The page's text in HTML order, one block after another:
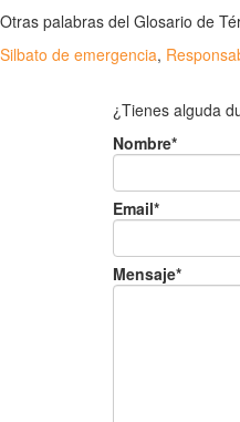
Otras palabras del Glosario de
Silbato de emergencia,
¿Tienes alguda
Nombre*
Email*
Mensaje*